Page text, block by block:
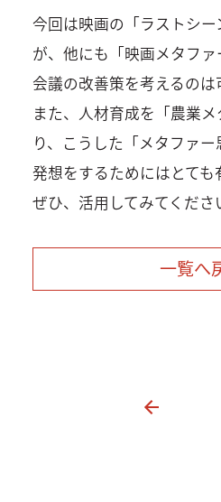
今回は映画の「ラストシ
が、他にも「映画メタファ
会議の改善策を考えるのは
また、人材育成を「農業
り、こうした「メタファ
発想をするためにはとても
ぜひ、活用してみてくださ
一覧へ